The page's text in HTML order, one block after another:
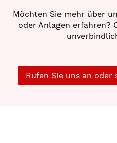
Möchten Sie mehr über
oder Anlagen erfahren?
Rufen Sie uns an oder